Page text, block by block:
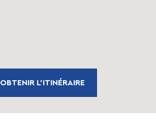
OBTENIR L'ITINÉRAIRE